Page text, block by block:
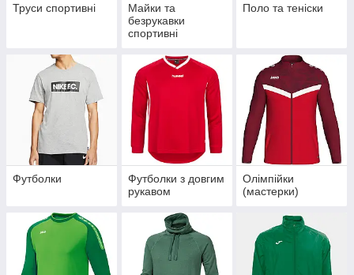
Труси спортивні
Майки та
безрукавки
спортивні
Поло та теніски
Футболки
Футболки з довгим
рукавом
Олімпійки
(мастерки)